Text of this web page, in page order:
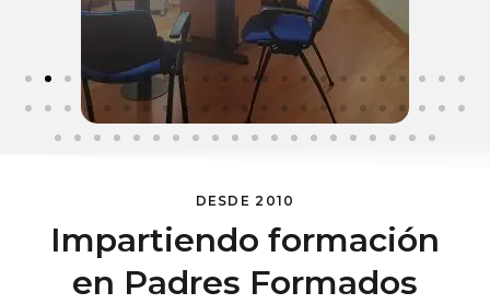
DESDE 2010
Impartiendo formación
en Padres Formados